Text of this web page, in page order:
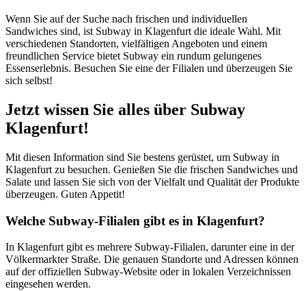
Wenn Sie auf der Suche nach frischen und individuellen
Sandwiches sind, ist Subway in Klagenfurt die ideale Wahl. Mit
verschiedenen Standorten, vielfältigen Angeboten und einem
freundlichen Service bietet Subway ein rundum gelungenes
Essenserlebnis. Besuchen Sie eine der Filialen und überzeugen Sie
sich selbst!
Jetzt wissen Sie alles über Subway
Klagenfurt!
Mit diesen Information sind Sie bestens gerüstet, um Subway in
Klagenfurt zu besuchen. Genießen Sie die frischen Sandwiches und
Salate und lassen Sie sich von der Vielfalt und Qualität der Produkte
überzeugen. Guten Appetit!
Welche Subway-Filialen gibt es in Klagenfurt?
In Klagenfurt gibt es mehrere Subway-Filialen, darunter eine in der
Völkermarkter Straße. Die genauen Standorte und Adressen können
auf der offiziellen Subway-Website oder in lokalen Verzeichnissen
eingesehen werden.